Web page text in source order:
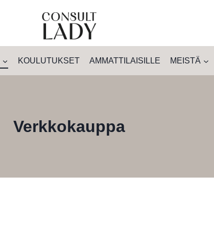
KOULUTUKSET AMMATTILAISILLE MEISTÄ
Verkkokauppa